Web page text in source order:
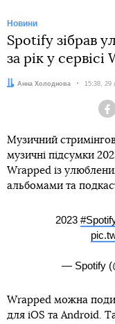
Новини
Spotify зібрав
за рік у
Автор:
Анна Холоднова Дата:
15:38, 29
Музичний
музичні підсумки
Wrapped із
альбомами та
2023
— Spotify
Wrapped можна
для iOS та Android.